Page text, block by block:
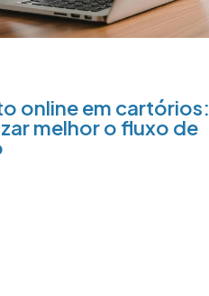
online em cartórios:
melhor o fluxo de